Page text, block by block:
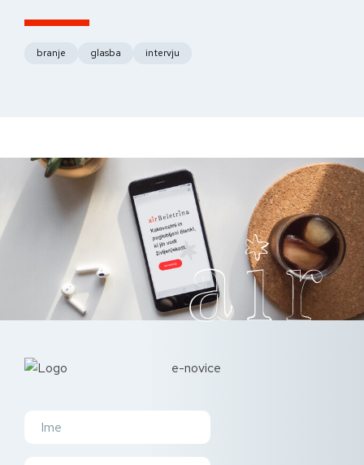
branje glasba intervju
e-novice